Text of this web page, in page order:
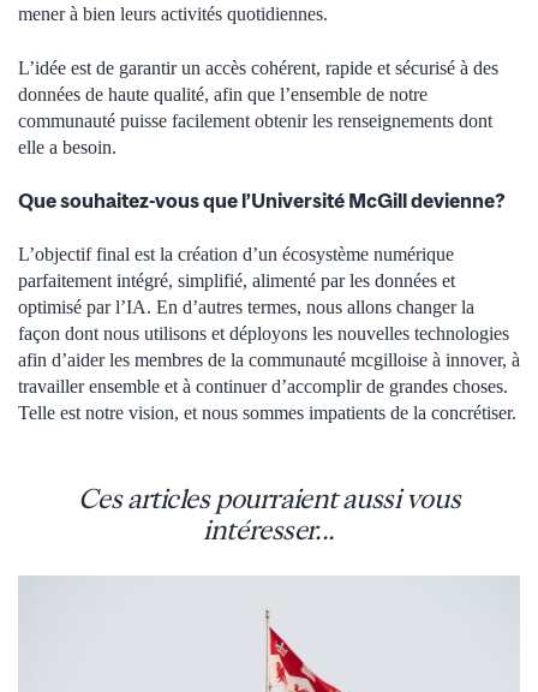
mener à bien leurs activités quotidiennes.
L’idée est de garantir un accès cohérent, rapide et sécurisé à des
données de haute qualité, afin que l’ensemble de notre
communauté puisse facilement obtenir les renseignements dont
elle a besoin.
Que souhaitez-vous que l’Université McGill devienne?
L’objectif final est la création d’un écosystème numérique
parfaitement intégré, simplifié, alimenté par les données et
optimisé par l’IA. En d’autres termes, nous allons changer la
façon dont nous utilisons et déployons les nouvelles technologies
afin d’aider les membres de la communauté mcgilloise à innover, à
travailler ensemble et à continuer d’accomplir de grandes choses.
Telle est notre vision, et nous sommes impatients de la concrétiser.
Ces articles pourraient aussi vous
intéresser...